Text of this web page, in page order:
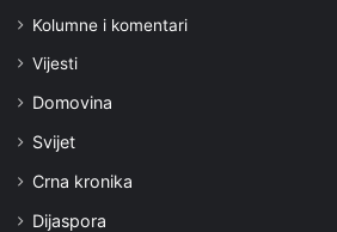
Kolumne i komentari
Vijesti
Domovina
Svijet
Crna kronika
Dijaspora